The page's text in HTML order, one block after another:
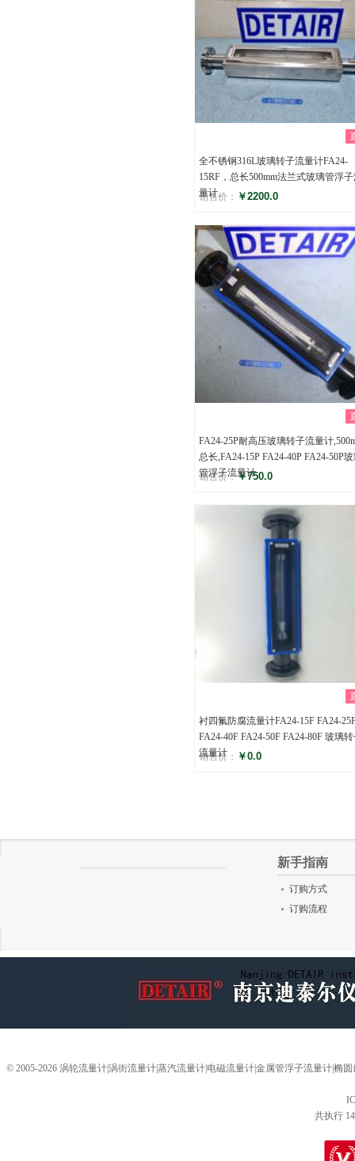
全不锈钢316L玻璃转子流量计FA24-
15RF，总长500mm法兰式玻璃管浮
量计
销售价： ￥2200.0
评分
()
FA24-25P耐高压玻璃转子流量计
总长,FA24-15P FA24-40P FA24-50P
管浮子流量计
销售价：￥750.0
评分
()
衬四氟防腐流量计FA24-15F FA24-
FA24-40F FA24-50F FA24-80F 玻璃
流量计
销售价： ￥0.0
新手指南
订购方式
订购流程
© 2005-2026 涡轮流量计|涡街流量计|蒸汽流量计|电磁流量计|金属管浮子流量计|椭
共执行